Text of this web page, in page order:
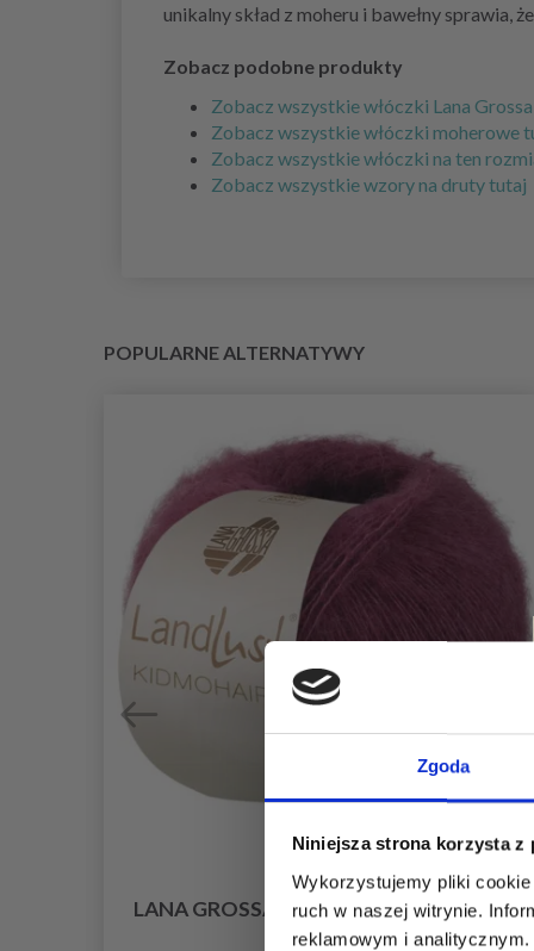
Zgoda
Niniejsza strona korzysta z
Wykorzystujemy pliki
ruch w naszej witrynie.
reklamowym i
unikalny skład z moheru i bawełny sprawia,
Zobacz podobne produkty
Zobacz wszystkie włóczki Lana
Zobacz wszystkie włóczki moherowe
Zobacz wszystkie włóczki na ten
Zobacz wszystkie wzory na druty tutaj
POPULARNE ALTERNATYWY
LANA GROSSA LANDLUST KIDMOHAIR